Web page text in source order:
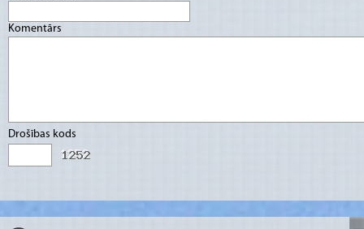
Komentārs
Drošības kods